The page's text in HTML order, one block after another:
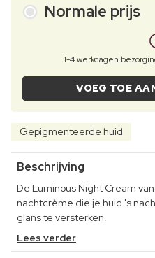
Normale prijs
1-4 werkdagen
VOEG TOE
Gepigmenteerde huid
Beschrijving
De Luminous Night Cream
nachtcrème die je huid 's
glans te versterken.
Lees verder